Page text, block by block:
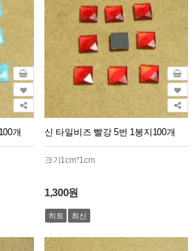
개 신 타일비즈 빨강 5번 1봉지100개
크기1cm*1cm
1,300원
히트 최신